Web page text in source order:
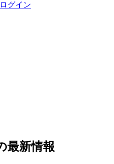
ログイン
最新情報